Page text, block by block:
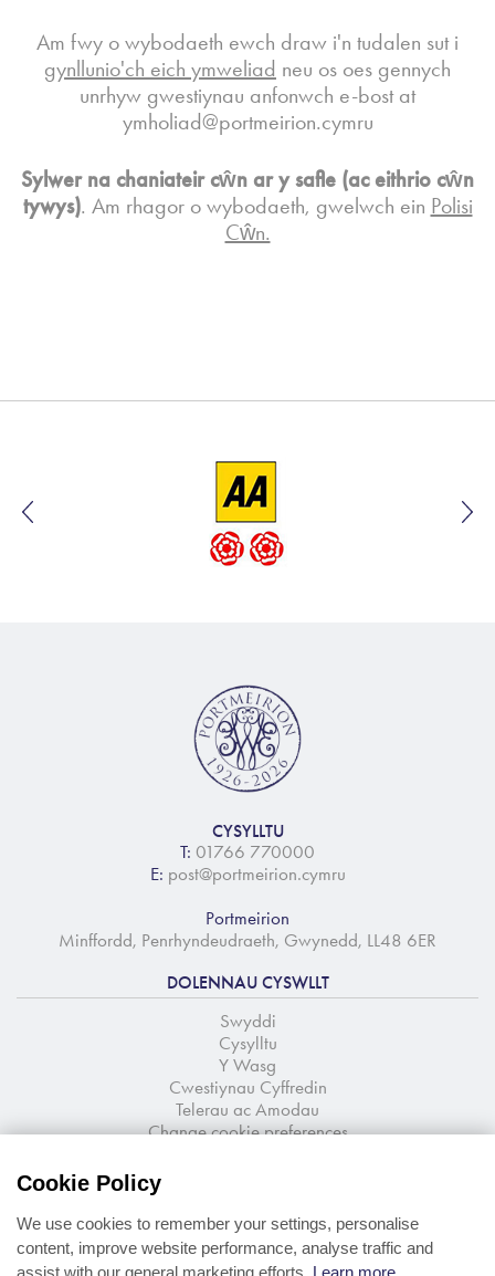
Am fwy o wybodaeth ewch draw i'n tudalen sut i
gynllunio'ch eich ymweliad neu os oes gennych
unrhyw gwestiynau anfonwch e-bost at
ymholiad@portmeirion.cymru
Sylwer na chaniateir cŵn ar y safle (ac eithrio cŵn
tywys). Am rhagor o wybodaeth, gwelwch ein Polisi
Cŵn.
CYSYLLTU
T: 01766 770000
E: post@portmeirion.cymru
Portmeirion
Minffordd, Penrhyndeudraeth, Gwynedd, LL48 6ER
DOLENNAU CYSWLLT
Swyddi
Cysylltu
Y Wasg
Cwestiynau Cyffredin
Telerau ac Amodau
Change cookie preferences
TANYSGRIFIO I'R CYLCHLYTHYR
Newyddion a chynigion o lygad y ffynnon
Cookie Policy
We use cookies to remember your settings, personalise
content, improve website performance, analyse traffic and
assist with our general marketing efforts. Learn more